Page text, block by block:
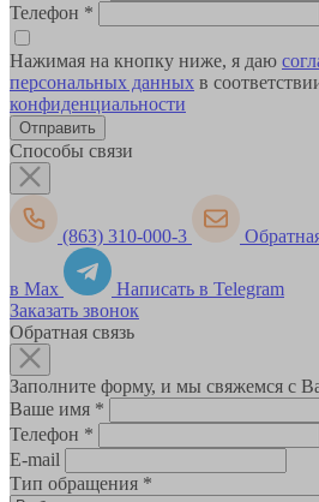
Телефон *
Нажимая на кнопку ниже, я даю
персональных данных в
конфиденциальности
Способы связи
(863) 310-000-3
в Max
Написать в Telegram
Заказать звонок
Обратная связь
Заполните форму, и мы свяжемся с
Ваше имя *
Телефон *
E-mail
Тип обращения *